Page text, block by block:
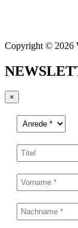
Copyright © 2026
×